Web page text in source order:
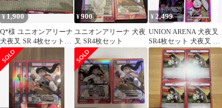
¥1,900
Q*︎様 ユニオンアリーナ
犬夜叉 SR 4枚セット
おまけ付き
¥900
ユニオンアリーナ 犬夜
叉 SR4枚セット
¥2,499
UNION ARENA 犬夜叉
SR4枚セット 犬夜叉 鋼
牙 奈落 神楽